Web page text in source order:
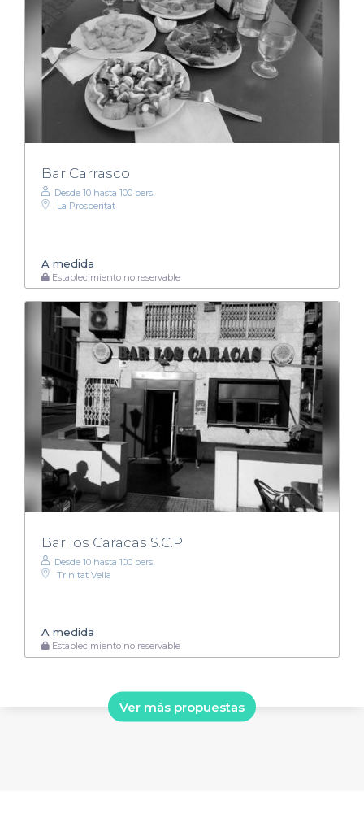
Bar Carrasco
Desde 10 hasta 100 pers.
La Prosperitat
A medida
Establecimiento no reservable
Bar los Caracas S.C.P
Desde 10 hasta 100 pers.
Trinitat Vella
A medida
Establecimiento no reservable
Ver más propuestas